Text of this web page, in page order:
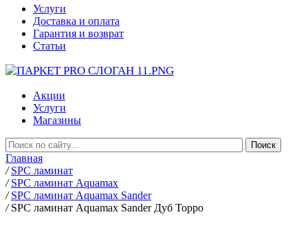
Услуги
Доставка и оплата
Гарантия и возврат
Статьи
Акции
Услуги
Магазины
Главная
/ SPC ламинат
/ SPC ламинат Aquamax
/ SPC ламинат Aquamax Sander
/ SPC ламинат Aquamax Sander Дуб Торро